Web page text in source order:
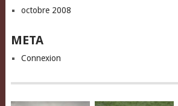
octobre 2008
META
Connexion